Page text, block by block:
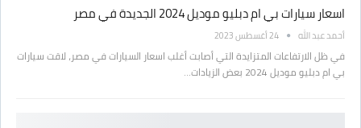
اسعار سيارات بي ام دبليو موديل 2024 الجديدة في مصر
أحمد عبد الله 24 أغسطس 2023
في ظل الارتفاعات المتزايدة التي أصابت أغلب اسعار السيارات في مصر، لاقت سيارات
بي ام دبليو موديل 2024 بعض الزيادات…